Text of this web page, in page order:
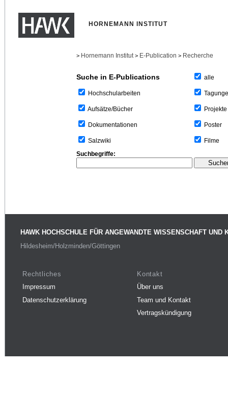
HORNEMANN INSTITUT
> Hornemann Institut > E-Publication > Recherche
Suche in E-Publications
Hochschularbeiten
Aufsätze/Bücher
Dokumentationen
Salzwiki
alle
Projekte
Poster
Filme
Suchbegriffe:
HAWK HOCHSCHULE FÜR ANGEWANDTE WISSENSCHAFT UND
Hildesheim/Holzminden/Göttingen
Rechtliches
Impressum
Datenschutzerklärung
Kontakt
Über uns
Team und Kontakt
Vertragskündigung